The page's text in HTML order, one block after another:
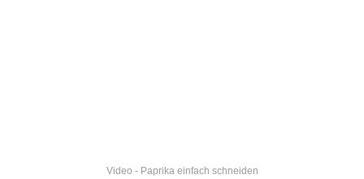
Video - Paprika einfach schneiden